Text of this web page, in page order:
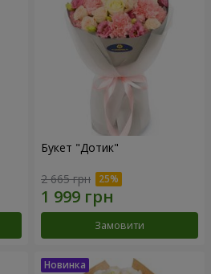
Букет "Дотик"
2 665 грн
Замовити